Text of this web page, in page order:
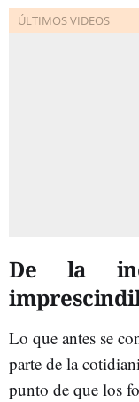
De la
Lo que antes se
parte de la
punto de que los